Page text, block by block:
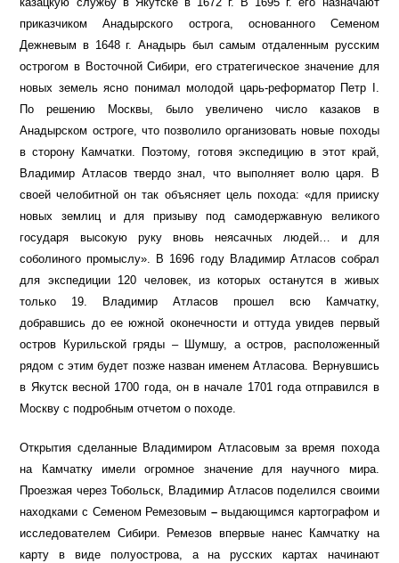
приказчиком Анадырского острога, основанного Семеном
Дежневым в 1648 г. Анадырь был самым отдаленным русским
острогом в Восточной Сибири, его стратегическое значение для
новых земель ясно понимал молодой царь-реформатор Петр I.
По решению Москвы, было увеличено число казаков в
Анадырском остроге, что позволило организовать новые походы
в сторону Камчатки. Поэтому, готовя экспедицию в этот край,
Владимир Атласов твердо знал, что выполняет волю царя. В
своей челобитной он так объясняет цель похода: «для прииску
новых землиц и для призыву под самодержавную великого
государя высокую руку вновь неясачных людей… и для
соболиного промыслу». В 1696 году Владимир Атласов собрал
для экспедиции 120 человек, из которых останутся в живых
только 19. Владимир Атласов прошел всю Камчатку,
добравшись до ее южной оконечности и оттуда увидев первый
остров Курильской гряды – Шумшу, а остров, расположенный
рядом с этим будет позже назван именем Атласова. Вернувшись
в Якутск весной 1700 года, он в начале 1701 года отправился в
Москву с подробным отчетом о походе.
Открытия сделанные Владимиром Атласовым за время похода
на Камчатку имели огромное значение для научного мира.
Проезжая через Тобольск, Владимир Атласов поделился своими
находками с Семеном Ремезовым –выдающимся картографом и
исследователем Сибири. Ремезов впервые нанес Камчатку на
карту в виде полуострова, а на русских картах начинают